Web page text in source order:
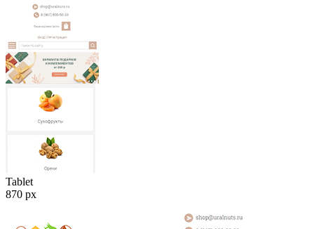
Tablet
870 px